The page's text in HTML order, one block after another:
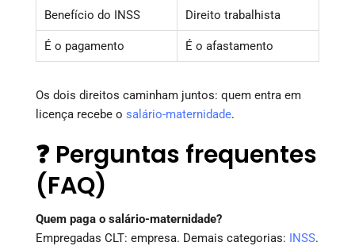
Benefício do INSS Direito trabalhista
É o pagamento É o afastamento
Os dois direitos caminham juntos: quem entra em
licença recebe o salário-maternidade.
❓ Perguntas frequentes
(FAQ)
Quem paga o salário-maternidade?
Empregadas CLT: empresa. Demais categorias: INSS.